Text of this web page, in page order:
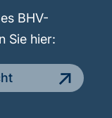
BHV-
Sie hier: